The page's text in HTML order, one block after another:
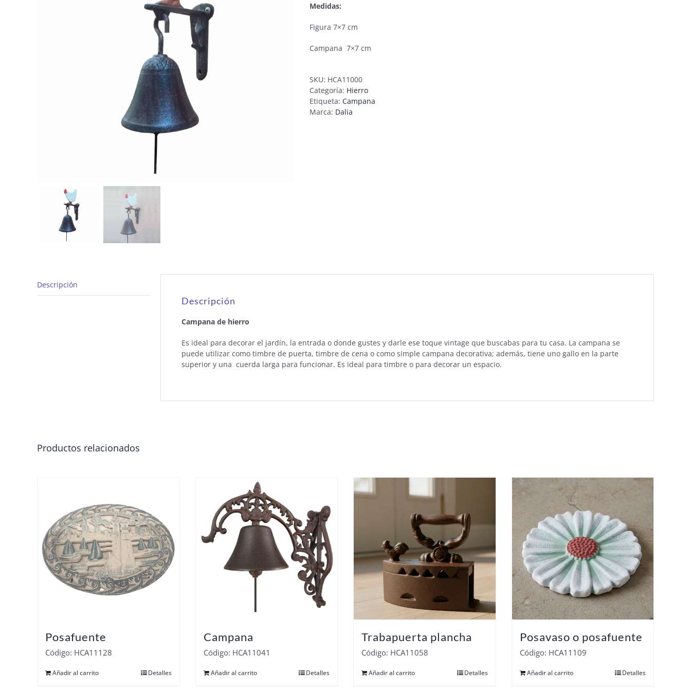
Medidas:
Figura 7×7 cm
Campana 7×7 cm
SKU: HCA11000
Categoría: Hierro
Etiqueta: Campana
Marca: Dalia
Descripción
Descripción
Campana de hierro
Es ideal para decorar el jardín, la entrada o donde gustes y darle ese toque vintage que buscabas para tu casa. La campana se
puede utilizar como timbre de puerta, timbre de cena o como simple campana decorativa; además, tiene uno gallo en la parte
superior y una cuerda larga para funcionar. Es ideal para timbre o para decorar un espacio.
Productos relacionados
Posafuente
Código: HCA11128
Añadir al carrito Detalles
Campana
Código: HCA11041
Añadir al carrito Detalles
Trabapuerta plancha
Código: HCA11058
Añadir al carrito Detalles
Posavaso o posafuente
Código: HCA11109
Añadir al carrito Detalles